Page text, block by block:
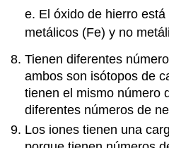
Respuestas
e. El óxido de hierro
metálicos (Fe) y no
Tienen diferentes
ambos son isótopos de
tienen el mismo número
diferentes números de
Los iones tienen una